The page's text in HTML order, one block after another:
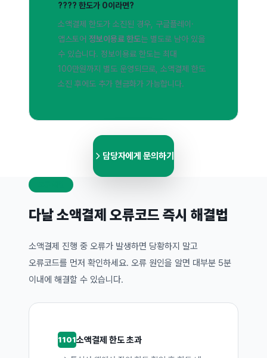
???? 한도가 0이라면?
소액결제 한도가 소진된 경우, 구글플레이·
앱스토어 정보이용료 한도는 별도로 남아 있을
수 있습니다. 정보이용료 한도는 최대
100만원까지 별도 운영되므로, 소액결제 한도
소진 후에도 추가 현금화가 가능합니다.
담당자에게 문의하기
다날 소액결제 오류코드 즉시 해결법
소액결제 진행 중 오류가 발생하면 당황하지 말고
오류코드를 먼저 확인하세요. 오류 원인을 알면 대부분 5분
이내에 해결할 수 있습니다.
1101소액결제 한도 초과